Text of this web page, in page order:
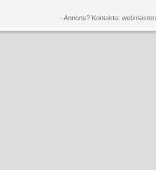
- Annons? Kontakta: